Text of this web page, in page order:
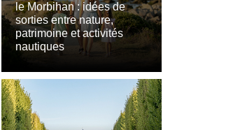
le Morbihan : idées de
sorties entre nature,
patrimoine et activités
nautiques